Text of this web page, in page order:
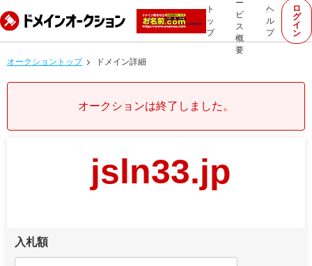
ト
ッ
プ
ー
ビ
ス
概
要
ヘ
ル
プ
ロ
グ
イ
ン
オークショントップ ドメイン詳細
オークションは終了しました。
jsln33.jp
入札額